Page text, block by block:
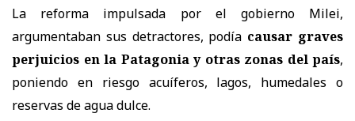
La reforma impulsada por el gobierno Milei,
argumentaban sus detractores, podía causar graves
perjuicios en la Patagonia y otras zonas del país,
poniendo en riesgo acuíferos, lagos, humedales o
reservas de agua dulce.